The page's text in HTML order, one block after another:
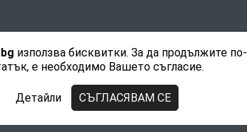
използва бисквитки. За да продължите по-
е необходимо Вашето съгласие.
Детайли СЪГЛАСЯВАМ СЕ